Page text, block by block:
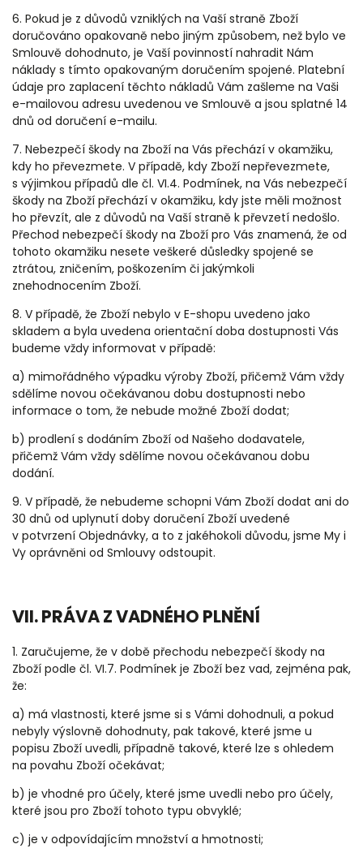
6. Pokud je z důvodů vzniklých na Vaší straně Zboží
doručováno opakovaně nebo jiným způsobem, než bylo ve
Smlouvě dohodnuto, je Vaší povinností nahradit Nám
náklady s tímto opakovaným doručením spojené. Platební
údaje pro zaplacení těchto nákladů Vám zašleme na Vaši
e-mailovou adresu uvedenou ve Smlouvě a jsou splatné 14
dnů od doručení e-mailu.
7. Nebezpečí škody na Zboží na Vás přechází v okamžiku,
kdy ho převezmete. V případě, kdy Zboží nepřevezmete,
s výjimkou případů dle čl. VI.4. Podmínek, na Vás nebezpečí
škody na Zboží přechází v okamžiku, kdy jste měli možnost
ho převzít, ale z důvodů na Vaší straně k převzetí nedošlo.
Přechod nebezpečí škody na Zboží pro Vás znamená, že od
tohoto okamžiku nesete veškeré důsledky spojené se
ztrátou, zničením, poškozením či jakýmkoli
znehodnocením Zboží.
8. V případě, že Zboží nebylo v E-shopu uvedeno jako
skladem a byla uvedena orientační doba dostupnosti Vás
budeme vždy informovat v případě:
a) mimořádného výpadku výroby Zboží, přičemž Vám vždy
sdělíme novou očekávanou dobu dostupnosti nebo
informace o tom, že nebude možné Zboží dodat;
b) prodlení s dodáním Zboží od Našeho dodavatele,
přičemž Vám vždy sdělíme novou očekávanou dobu
dodání.
9. V případě, že nebudeme schopni Vám Zboží dodat ani do
30 dnů od uplynutí doby doručení Zboží uvedené
v potvrzení Objednávky, a to z jakéhokoli důvodu, jsme My i
Vy oprávněni od Smlouvy odstoupit.
VII. PRÁVA Z VADNÉHO PLNĚNÍ
1. Zaručujeme, že v době přechodu nebezpečí škody na
Zboží podle čl. VI.7. Podmínek je Zboží bez vad, zejména pak,
že:
a) má vlastnosti, které jsme si s Vámi dohodnuli, a pokud
nebyly výslovně dohodnuty, pak takové, které jsme u
popisu Zboží uvedli, případně takové, které lze s ohledem
na povahu Zboží očekávat;
b) je vhodné pro účely, které jsme uvedli nebo pro účely,
které jsou pro Zboží tohoto typu obvyklé;
c) je v odpovídajícím množství a hmotnosti;